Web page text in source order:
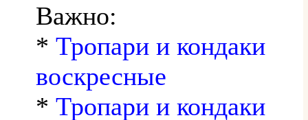
Важно:
* Тропари и кондаки
воскресные
* Тропари и кондаки